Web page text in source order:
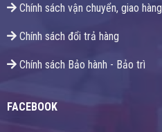
Chính sách vận chuyển, giao hàng
Chính sách đổi trả hàng
Chính sách Bảo hành - Bảo trì
FACEBOOK